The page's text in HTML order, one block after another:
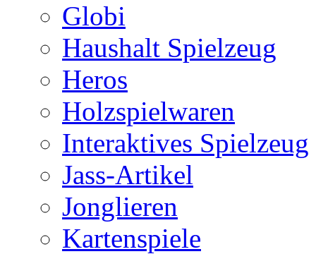
Globi
Haushalt Spielzeug
Heros
Holzspielwaren
Interaktives Spielzeug
Jass-Artikel
Jonglieren
Kartenspiele